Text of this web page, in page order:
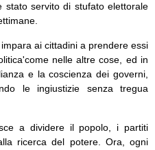
stato servito di stufato elettorale
ai cittadini a prendere essi
nelle altre cose, ed in
e la coscienza dei governi,
le ingiustizie senza tregua
a dividere il popolo, i partiti
ricerca del potere. Ora, ogni